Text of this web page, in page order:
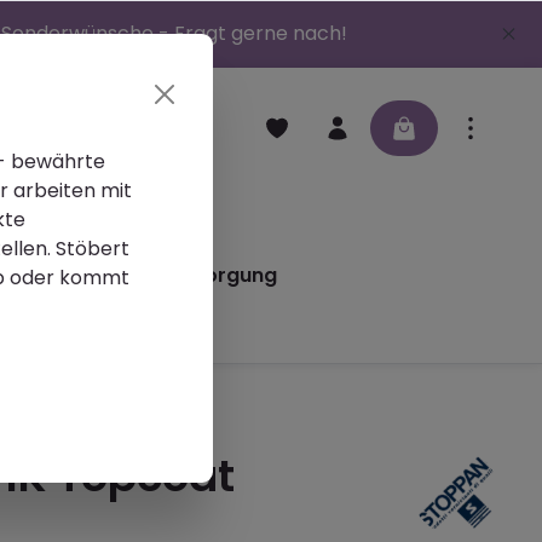
- Fragt gerne nach!
Altlackentsorgung
Topcoat
bewährte
arbeiten mit
Stöbert
oder kommt